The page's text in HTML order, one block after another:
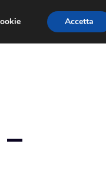
EVENTI E COMPETIZIONI
Accetta